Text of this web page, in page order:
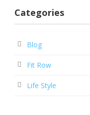
Categories
Blog
Fit Row
Life Style